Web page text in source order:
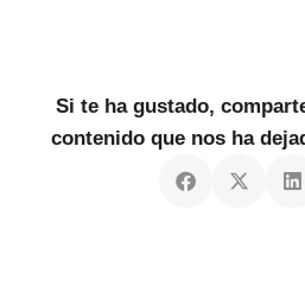
Si te ha gustado,
contenido que nos ha